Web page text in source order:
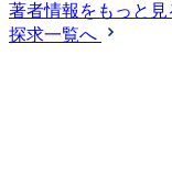
著者情報をもっと見
探求一覧へ